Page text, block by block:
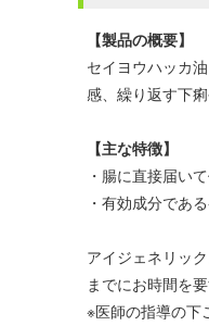
【製品の概要】
セイヨウハッカ
感、繰り返す下
【主な特徴】
・腸に直接届い
・有効成分であ
アイジェネリッ
までにお時間を
※医師の指導の下